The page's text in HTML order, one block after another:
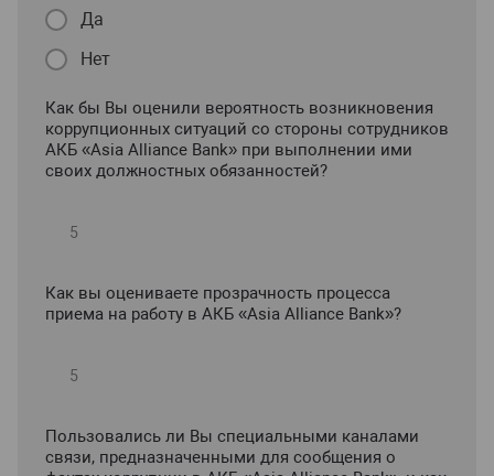
Да
Нет
Как бы Вы оценили вероятность возникновения
коррупционных ситуаций со стороны сотрудников
АКБ «Asia Alliance Bank» при выполнении ими
своих должностных обязанностей?
Как вы оцениваете прозрачность процесса
приема на работу в АКБ «Asia Alliance Bank»?
Пользовались ли Вы специальными каналами
связи, предназначенными для сообщения о